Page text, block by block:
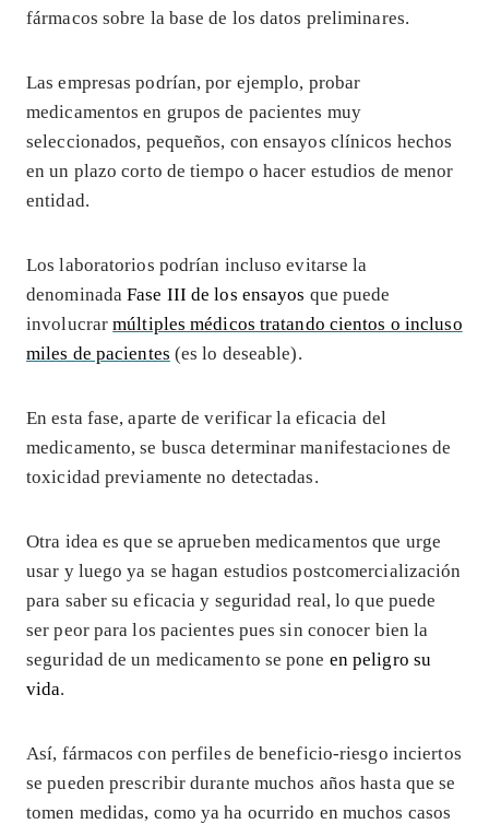
fármacos sobre la base de los datos preliminares.
Las empresas podrían, por ejemplo, probar
medicamentos en grupos de pacientes muy
seleccionados, pequeños, con ensayos clínicos hechos
en un plazo corto de tiempo o hacer estudios de menor
entidad.
Los laboratorios podrían incluso evitarse la
denominadaFase III de los ensayos que puede
involucrarmúltiples médicos tratando cientos o incluso
miles de pacientes (es lo deseable).
En esta fase, aparte de verificar la eficacia del
medicamento, se busca determinar manifestaciones de
toxicidad previamente no detectadas.
Otra idea es que se aprueben medicamentos que urge
usar y luego ya se hagan estudios postcomercialización
para saber su eficacia y seguridad real, lo que puede
ser peor para los pacientes pues sin conocer bien la
seguridad de un medicamento se pone en peligro su
vida.
Así, fármacos con perfiles de beneficio-riesgo inciertos
se pueden prescribir durante muchos años hasta que se
tomen medidas, como ya ha ocurrido en muchos casos